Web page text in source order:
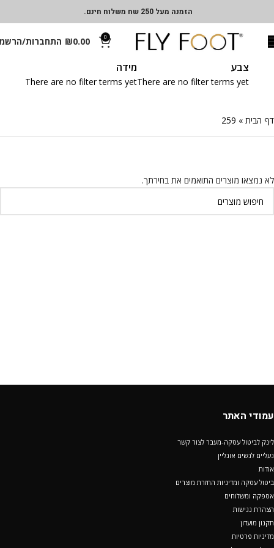
הזמנה מעל 250 שח משלוח חינם.
0
₪0.00 התחברות/
צבע
There are no filter terms yet
מידה
There are no filter terms yet
דף הבית »
259
לא נמצאו מוצרים התואמים את בחירתך.
עמודי האתר
לינק לביטול עסקה-מעבר לצור קשר
נעליים לנשים אונליין
אודות
ביטול עסקה ומדיניות החזרת מוצרים
אספקה ומשלוחים
הצהרת נגישות
תקנון מועדון
מדיניות פרטיות